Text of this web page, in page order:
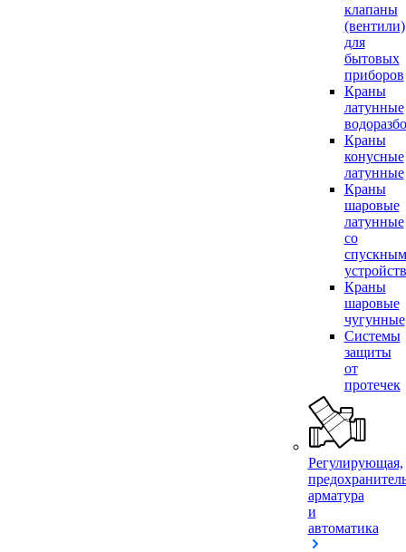
клапаны
(вентили)
для
бытовых
приборов
Краны
латунные
Краны
конусные
латунные
Краны
шаровые
латунные
со
спускным
Краны
шаровые
чугунные
Системы
защиты
от
протечек
Регулирующая,
арматура
и
автоматика